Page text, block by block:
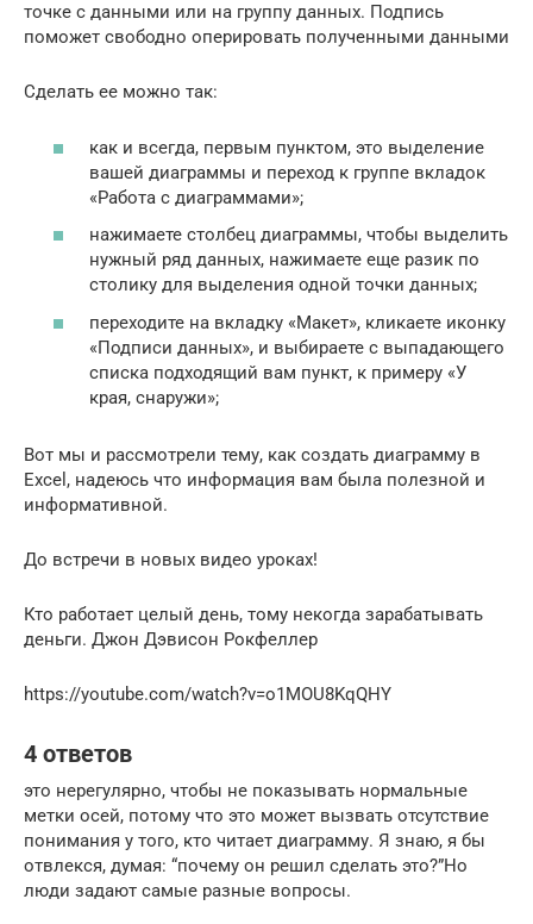
точке с данными или на группу данных. Подпись
поможет свободно оперировать полученными данными
Сделать ее можно так:
как и всегда, первым пунктом, это выделение
вашей диаграммы и переход к группе вкладок
«Работа с диаграммами»;
нажимаете столбец диаграммы, чтобы выделить
нужный ряд данных, нажимаете еще разик по
столику для выделения одной точки данных;
переходите на вкладку «Макет», кликаете иконку
«Подписи данных», и выбираете с выпадающего
списка подходящий вам пункт, к примеру «У
края, снаружи»;
Вот мы и рассмотрели тему, как создать диаграмму в
Excel, надеюсь что информация вам была полезной и
информативной.
До встречи в новых видео уроках!
Кто работает целый день, тому некогда зарабатывать
деньги. Джон Дэвисон Рокфеллер
https://youtube.com/watch?v=o1MOU8KqQHY
4 ответов
это нерегулярно, чтобы не показывать нормальные
метки осей, потому что это может вызвать отсутствие
понимания у того, кто читает диаграмму. Я знаю, я бы
отвлекся, думая: “почему он решил сделать это?”Но
люди задают самые разные вопросы.